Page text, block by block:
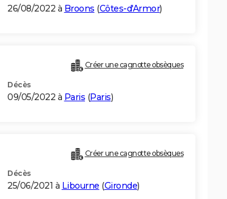
26/08/2022 à Broons (Côtes-d'Armor)
Créer une cagnotte obsèques
Décès
09/05/2022 à Paris (Paris)
Créer une cagnotte obsèques
Décès
25/06/2021 à Libourne (Gironde)